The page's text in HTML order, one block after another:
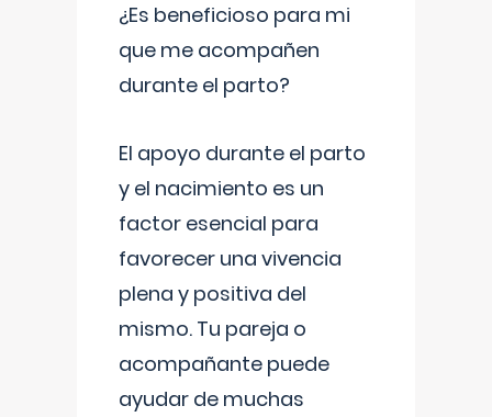
¿Es beneficioso para mi
que me acompañen
durante el parto?
El apoyo durante el parto
y el nacimiento es un
factor esencial para
favorecer una vivencia
plena y positiva del
mismo. Tu pareja o
acompañante puede
ayudar de muchas